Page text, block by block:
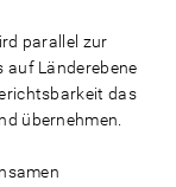
parallel zur
Länderebene
das
übernehmen.